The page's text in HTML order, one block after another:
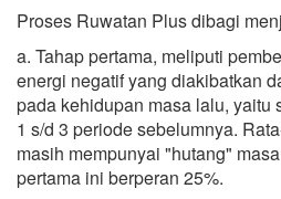
Proses Ruwatan Plus dibagi
a. Tahap pertama, meliputi
energi negatif yang diakibatkan
pada kehidupan masa lalu, yaitu
1 s/d 3 periode sebelumnya.
masih mempunyai "hutang"
pertama ini berperan 25%.